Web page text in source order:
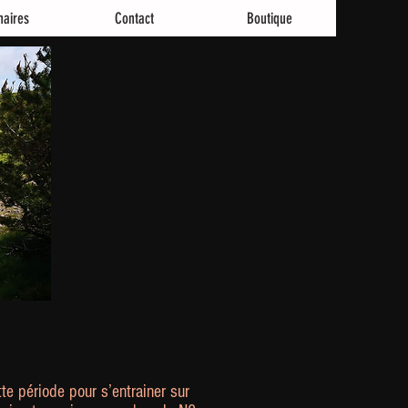
Contact Boutique
période pour s’entrainer sur